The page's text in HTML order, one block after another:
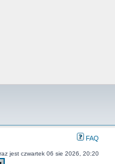
FAQ
jest czwartek 06 sie 2026, 20:20